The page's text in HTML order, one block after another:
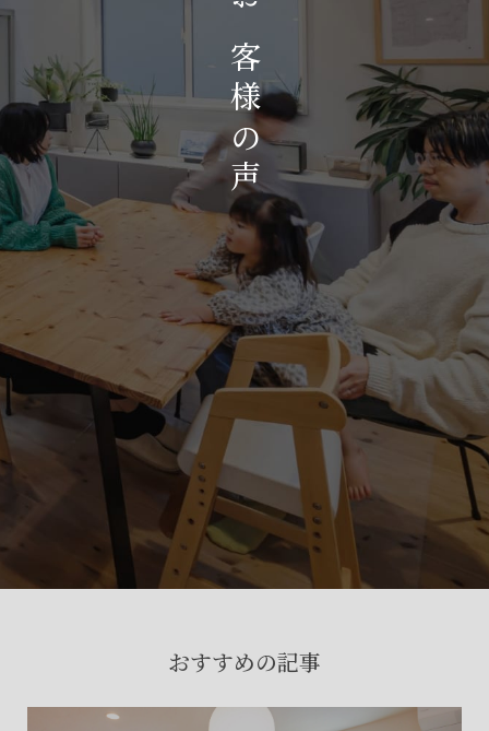
お
客
様
の
声
おすすめの記事
お知らせ・イベント
会社概要・アクセス
スタッフ紹介
プライバシーポリシー
賃貸管理サイトはこちら
会社に関することや物件についての
お問い合わせはこちらから
土地の活用・賃貸経営に関する